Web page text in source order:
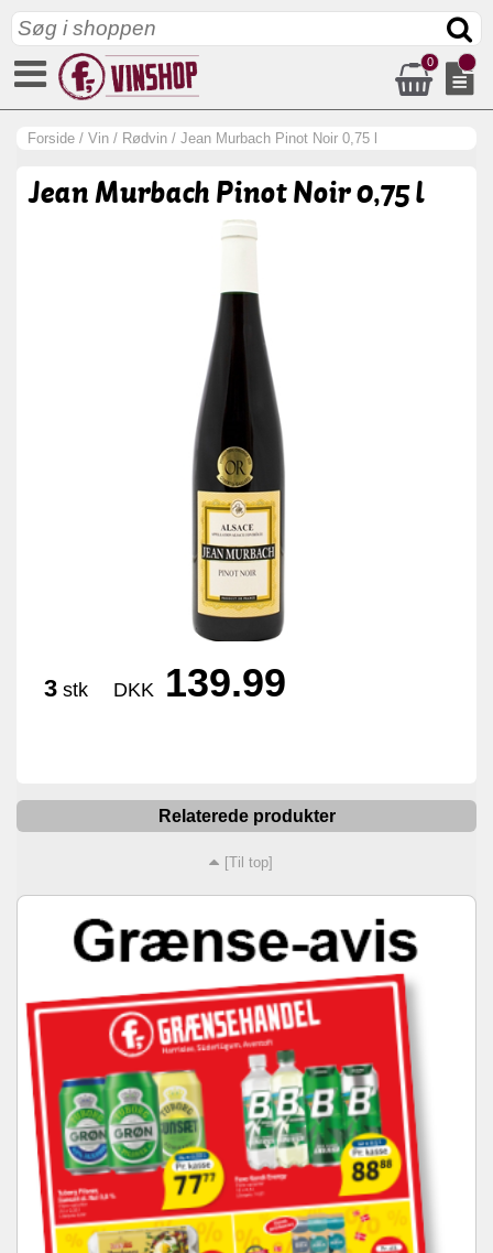
0
Forside / Vin / Rødvin / Jean Murbach Pinot Noir 0,75 l
Jean Murbach Pinot Noir 0,75 l
3 stk DKK 139.99
Relaterede produkter
[Til top]